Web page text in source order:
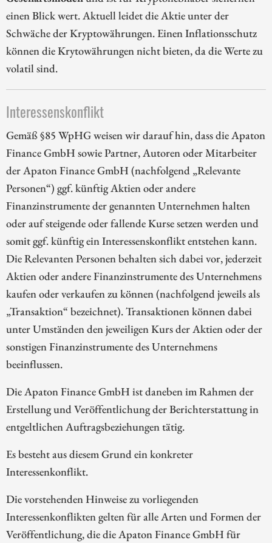
einen Blick wert. Aktuell leidet die Aktie unter der
Schwäche der Kryptowährungen. Einen Inflationsschutz
können die Krytowährungen nicht bieten, da die Werte zu
volatil sind.
Interessenskonflikt
Gemäß §85 WpHG weisen wir darauf hin, dass die Apaton
Finance GmbH sowie Partner, Autoren oder Mitarbeiter
der Apaton Finance GmbH (nachfolgend „Relevante
Personen“) ggf. künftig Aktien oder andere
Finanzinstrumente der genannten Unternehmen halten
oder auf steigende oder fallende Kurse setzen werden und
somit ggf. künftig ein Interessenskonflikt entstehen kann.
Die Relevanten Personen behalten sich dabei vor, jederzeit
Aktien oder andere Finanzinstrumente des Unternehmens
kaufen oder verkaufen zu können (nachfolgend jeweils als
„Transaktion“ bezeichnet). Transaktionen können dabei
unter Umständen den jeweiligen Kurs der Aktien oder der
sonstigen Finanzinstrumente des Unternehmens
beeinflussen.
Die Apaton Finance GmbH ist daneben im Rahmen der
Erstellung und Veröffentlichung der Berichterstattung in
entgeltlichen Auftragsbeziehungen tätig.
Es besteht aus diesem Grund ein konkreter
Interessenkonflikt.
Die vorstehenden Hinweise zu vorliegenden
Interessenkonflikten gelten für alle Arten und Formen der
Veröffentlichung, die die Apaton Finance GmbH für